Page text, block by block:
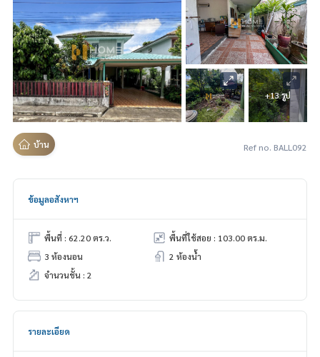
+13 รูป
บ้าน Ref no. BALL092
ข้อมูลอสังหาฯ
พื้นที่ : 62.20 ตร.ว.
พื้นที่ใช้สอย : 103.00 ตร.ม.
3 ห้องนอน
2 ห้องน้ำ
จำนวนชั้น : 2
รายละเอียด